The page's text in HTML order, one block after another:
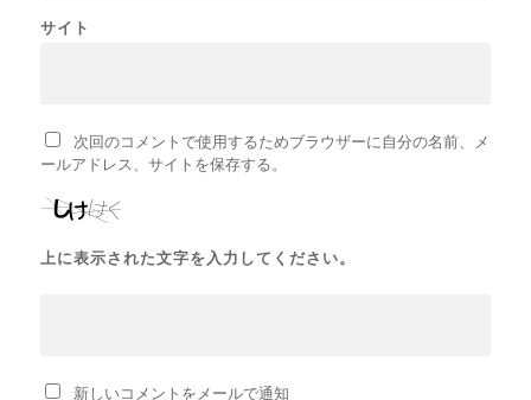
サイト
次回のコメントで使用するためブラウザーに自分の名前、メ
ールアドレス、サイトを保存する。
上に表示された文字を入力してください。
新しいコメントをメールで通知